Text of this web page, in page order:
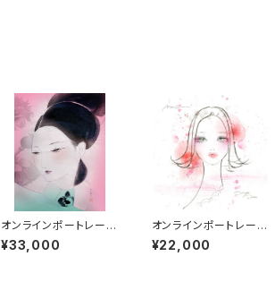
オンラインポートレート
セッション【墨画タイプ】
¥33,000
オンラインポートレート
セッション【乙女タイプ】
¥22,000